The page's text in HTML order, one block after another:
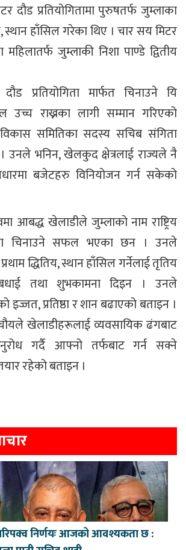
दौड प्रतियोगितामा पुरुषतर्फ जुम्लाका
स्थान हाँसिल गरेका थिए । चार सय मिटर
महिलातर्फ जुम्लाकी निशा पाण्डे द्वितीय
प्रतियोगिता मार्फत चिनाउने यि
उच्च राख्नका लागी सम्मान गरिएको
समितिका सदस्य सचिब संगिता
उनले भनिन, खेलकुद क्षेत्रलाई राज्यले नै
बजेटहरु विनियोजन गर्न सकेको
आबद्ध खेलाडीले जुम्लाको नाम राष्ट्रिय
चिनाउने सफल भएका छन । उनले
प्रथाम द्धितिय, स्थान हाँसिल गर्नेलाई तृतिय
तथा शुभकामना दिइन । उनले
प्रतिष्ठा र शान बढाएको बताइन ।
खेलाडीहरूलाई व्यवसायिक ढंगबाट
गर्दै आफ्नो तर्फबाट गर्न सक्ने
रहेको बताइन ।
निर्णयः आजको आवश्यकता छ :